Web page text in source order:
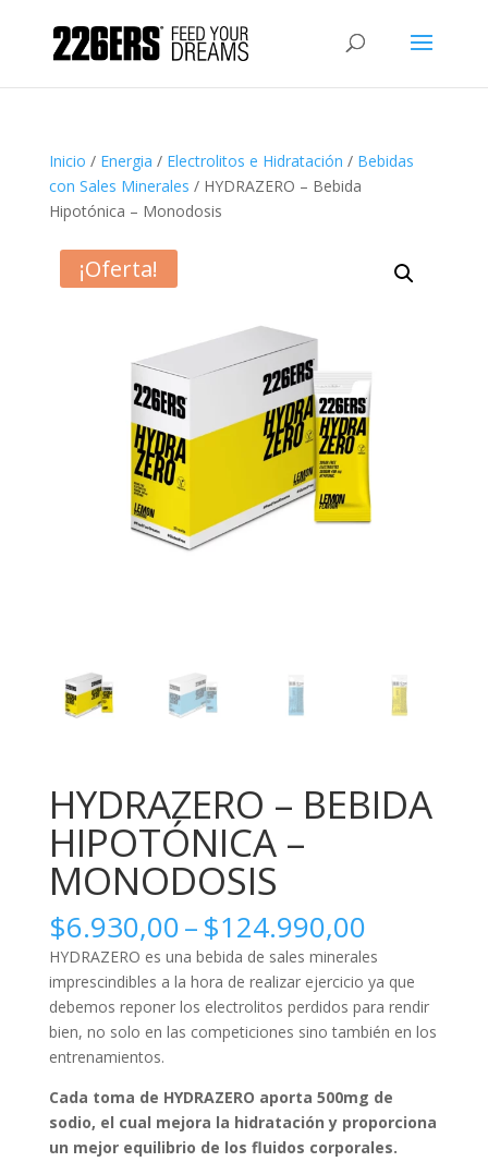
Inicio / Energia / Electrolitos e Hidratación / Bebidas
con Sales Minerales / HYDRAZERO – Bebida
Hipotónica – Monodosis
¡Oferta!
HYDRAZERO – BEBIDA
HIPOTÓNICA –
MONODOSIS
$6.930,00–$124.990,00Price
range:
through
HYDRAZERO es una bebida de sales minerales
imprescindibles a la hora de realizar ejercicio ya que
debemos reponer los electrolitos perdidos para rendir
bien, no solo en las competiciones sino también en los
entrenamientos.
Cada toma de HYDRAZERO aporta 500mg de
sodio, el cual mejora la hidratación y proporciona
un mejor equilibrio de los fluidos corporales.